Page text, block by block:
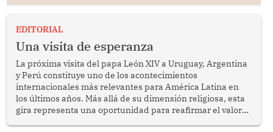
EDITORIAL
Una visita de esperanza
La próxima visita del papa León XIV a Uruguay, Argentina
y Perú constituye uno de los acontecimientos
internacionales más relevantes para América Latina en
los últimos años. Más allá de su dimensión religiosa, esta
gira representa una oportunidad para reafirmar el valor